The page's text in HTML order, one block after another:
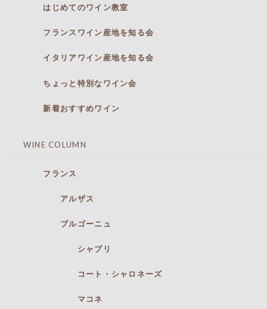
はじめてのワイン教室
フランスワイン産地を知る会
イタリアワイン産地を知る会
ちょっと特別なワイン会
新着おすすめワイン
WINE COLUMN
フランス
アルザス
ブルゴーニュ
シャブリ
コート・シャロネーズ
マコネ